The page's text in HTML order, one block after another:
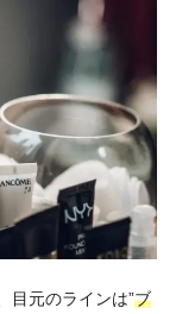
目元のラインは”ブ